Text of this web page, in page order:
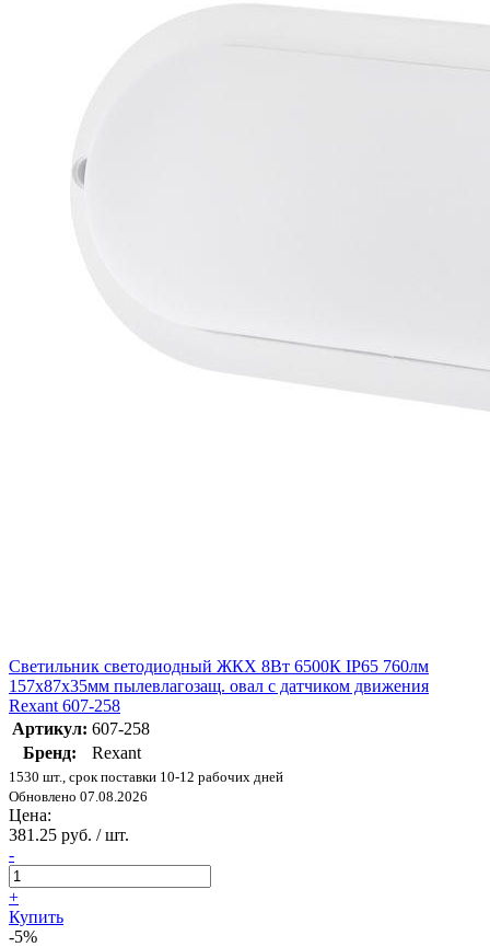
Светильник светодиодный ЖКХ 8Вт 6500К IP65 760лм
157х87х35мм пылевлагозащ. овал с датчиком движения
Rexant 607-258
Артикул: 607-258
Бренд:
Rexant
1530 шт., срок поставки 10-12 рабочих дней
Обновлено 07.08.2026
Цена:
381.25 руб. / шт.
-
+
Купить
-5%